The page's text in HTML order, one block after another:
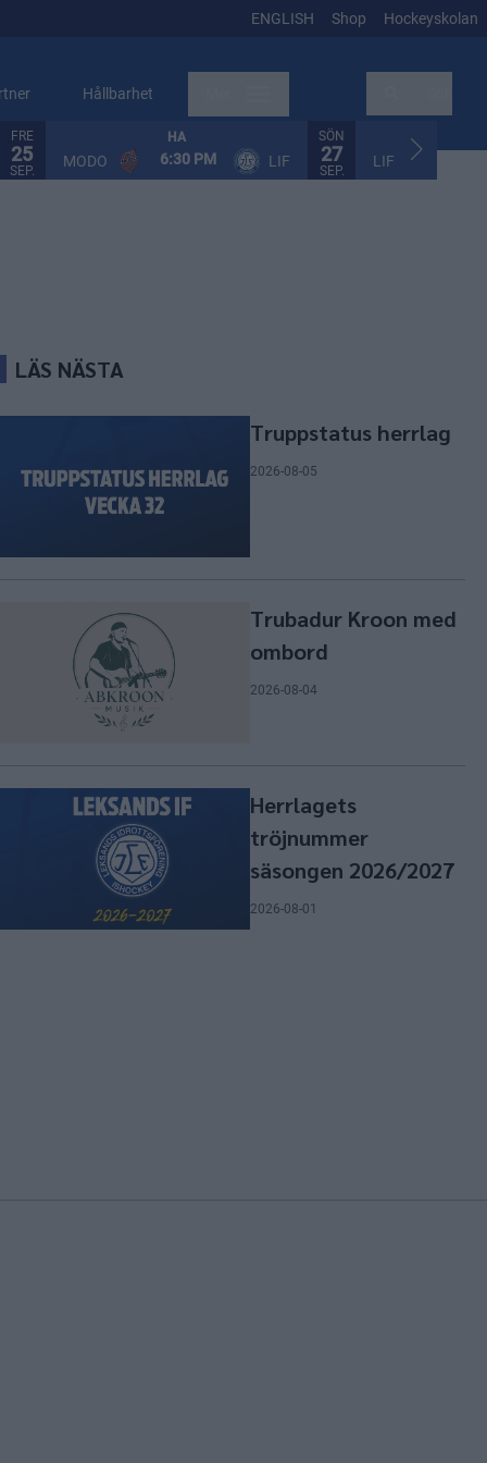
ENGLISH Shop Hockeyskolan
Hållbarhet
FRE
25
SEP.
HA
MODO 6:30 PM LIF
SÖN
27
SEP.
LIF
LÄS NÄSTA
Truppstatus herrlag
2026-08-05
Trubadur Kroon med
ombord
2026-08-04
Herrlagets
tröjnummer
säsongen 2026/2027
2026-08-01